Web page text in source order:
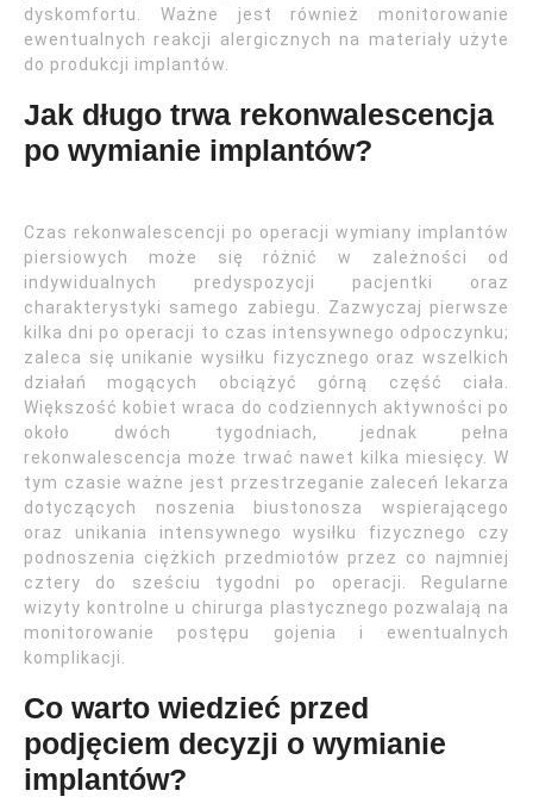
dyskomfortu. Ważne jest również monitorowanie
ewentualnych reakcji alergicznych na materiały użyte
do produkcji implantów.
Jak długo trwa rekonwalescencja
po wymianie implantów?
Czas rekonwalescencji po operacji wymiany implantów
piersiowych może się różnić w zależności od
indywidualnych predyspozycji pacjentki oraz
charakterystyki samego zabiegu. Zazwyczaj pierwsze
kilka dni po operacji to czas intensywnego odpoczynku;
zaleca się unikanie wysiłku fizycznego oraz wszelkich
działań mogących obciążyć górną część ciała.
Większość kobiet wraca do codziennych aktywności po
około dwóch tygodniach, jednak pełna
rekonwalescencja może trwać nawet kilka miesięcy. W
tym czasie ważne jest przestrzeganie zaleceń lekarza
dotyczących noszenia biustonosza wspierającego
oraz unikania intensywnego wysiłku fizycznego czy
podnoszenia ciężkich przedmiotów przez co najmniej
cztery do sześciu tygodni po operacji. Regularne
wizyty kontrolne u chirurga plastycznego pozwalają na
monitorowanie postępu gojenia i ewentualnych
komplikacji.
Co warto wiedzieć przed
podjęciem decyzji o wymianie
implantów?